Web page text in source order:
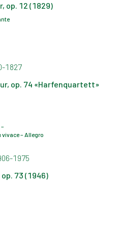
op. 12 (1829)
1827
op. 74 «Harfenquartett»
– Allegro
1975
73 (1946)